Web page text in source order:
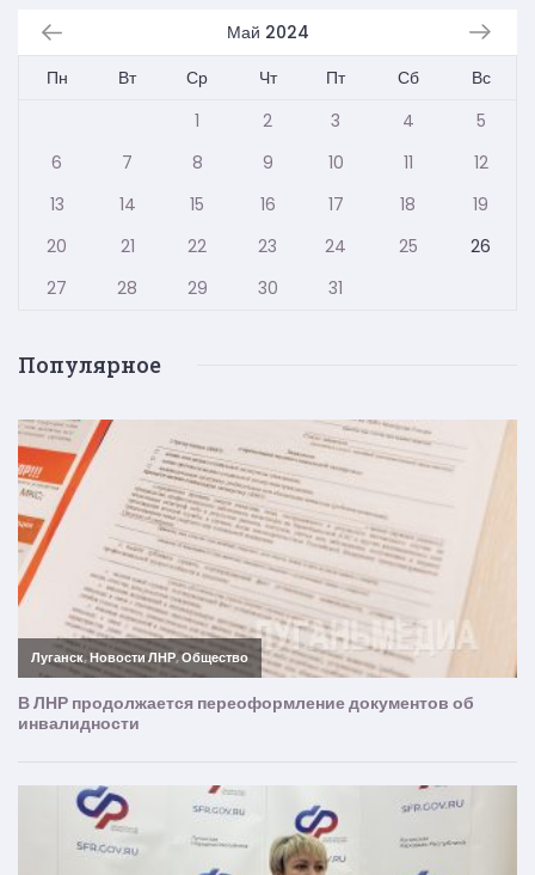
Май 2024
Пн
Вт Ср Чт Пт Сб
Вс
1
2 3 4
5
6
7 8 9 10 11
12
13
14 15 16 17 18
19
20
21 22 23 24 25
26
27
28 29 30 31
Популярное